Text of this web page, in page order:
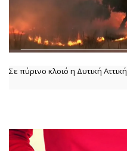
Σε πύρινο κλοιό η Δυτική Αττική